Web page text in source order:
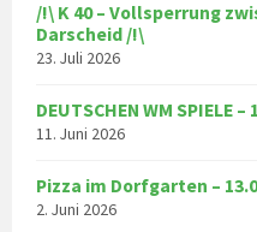
/!\ K 40 – Vollsperrung
Darscheid /!\
23. Juli 2026
DEUTSCHEN WM SPIELE –
11. Juni 2026
Pizza im Dorfgarten –
2. Juni 2026